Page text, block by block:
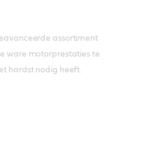
assortiment
ware motorprestaties te
hardst nodig heeft.